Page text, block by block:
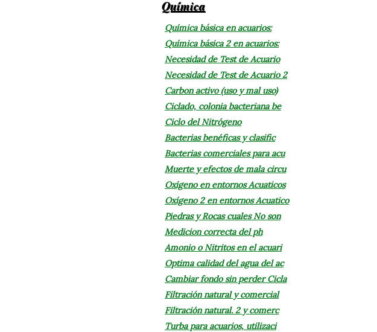
Química
Química básica en acuarios:
Química básica 2 en acuarios:
Necesidad de Test de Acuario
Necesidad de Test de Acuario 2
Carbon activo (uso y mal uso)
Ciclado, colonia bacteriana be
Ciclo del Nitrógeno
Bacterias benéficas y clasific
Bacterias comerciales para acu
Muerte y efectos de mala circu
Oxígeno en entornos Acuaticos
Oxígeno 2 en entornos Acuatico
Piedras y Rocas cuales No son
Medicion correcta del ph
Amonio o Nitritos en el acuari
Optima calidad del agua del ac
Cambiar fondo sin perder Cicla
Filtración natural y comercial
Filtración natural. 2 y comerc
Turba para acuarios, utilizaci